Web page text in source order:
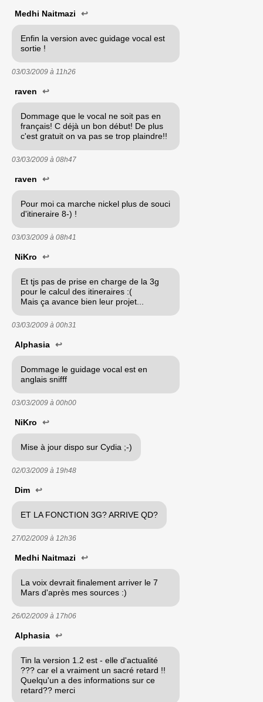
Medhi Naitmazi ↩
Enfin la version avec guidage vocal est
sortie !
03/03/2009 à 11h26
raven ↩
Dommage que le vocal ne soit pas en
français! C déjà un bon début! De plus
c'est gratuit on va pas se trop plaindre!!
03/03/2009 à 08h47
raven ↩
Pour moi ca marche nickel plus de souci
d'itineraire 8-) !
03/03/2009 à 08h41
NiKro ↩
Et tjs pas de prise en charge de la 3g
pour le calcul des itineraires :(
Mais ça avance bien leur projet...
03/03/2009 à 00h31
Alphasia ↩
Dommage le guidage vocal est en
anglais snifff
03/03/2009 à 00h00
NiKro ↩
Mise à jour dispo sur Cydia ;-)
02/03/2009 à 19h48
Dim ↩
ET LA FONCTION 3G? ARRIVE QD?
27/02/2009 à 12h36
Medhi Naitmazi ↩
La voix devrait finalement arriver le 7
Mars d'après mes sources :)
26/02/2009 à 17h06
Alphasia ↩
Tin la version 1.2 est - elle d'actualité
??? car el a vraiment un sacré retard !!
Quelqu'un a des informations sur ce
retard?? merci